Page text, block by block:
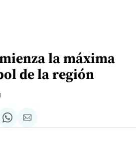
la máxima
de la región
Share
on
Compartir
via